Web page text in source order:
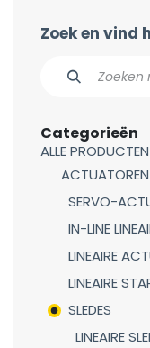
Zoek en
Categorieën
ALLE PRODUCTEN
ACTUATOREN
SERVO-
IN-LINE
LINEAIRE
LINEAIRE
SLEDES
LINEAIRE